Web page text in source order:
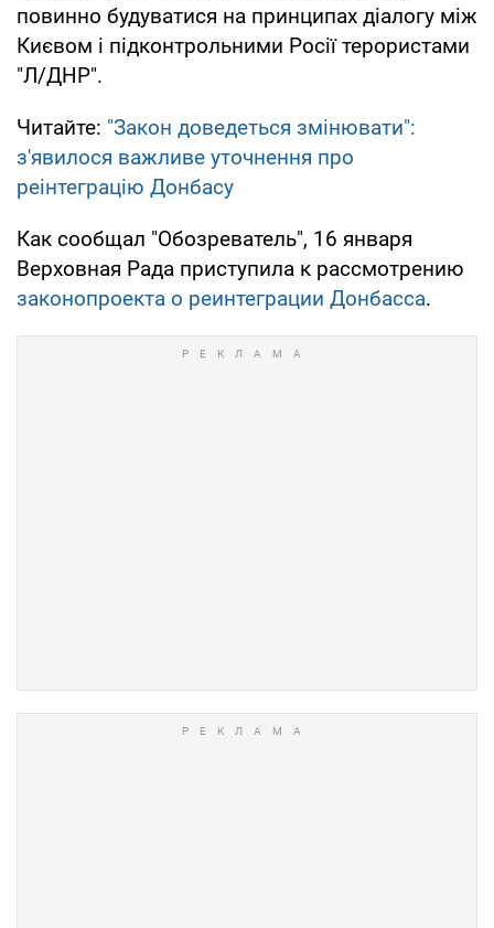
повинно будуватися на принципах діалогу між
Києвом і підконтрольними Росії терористами
"Л/ДНР".
Читайте: "Закон доведеться змінювати":
з'явилося важливе уточнення про
реінтеграцію Донбасу
Как сообщал "Обозреватель", 16 января
Верховная Рада приступила к рассмотрению
законопроекта о реинтеграции Донбасса.